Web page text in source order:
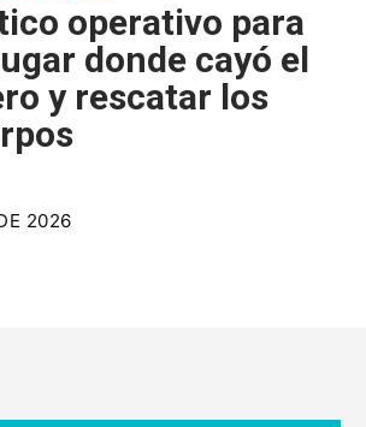
operativo para
donde cayó el
y rescatar los
2026